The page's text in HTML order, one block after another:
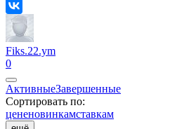
Fiks.22.ym
0
АктивныеЗавершенные
Сортировать по:
цененовинкамставкам